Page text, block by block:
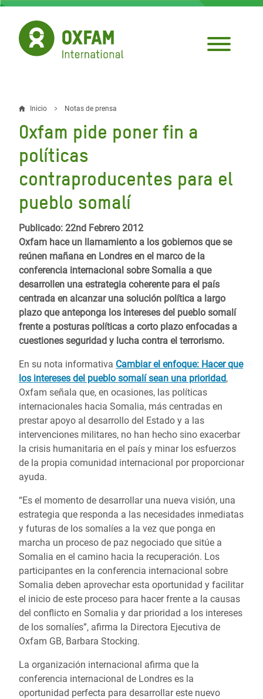
Pasar
contenido
principal
Sobrescribir
enlaces
de
ayuda
a
la
navegación
Inicio Notas de prensa
Oxfam pide poner fin a
políticas
contraproducentes para el
pueblo somalí
Publicado: 22nd Febrero 2012
Oxfam hace un llamamiento a los gobiernos que se
reúnen mañana en Londres en el marco de la
conferencia internacional sobre Somalia a que
desarrollen una estrategia coherente para el país
centrada en alcanzar una solución política a largo
plazo que anteponga los intereses del pueblo somalí
frente a posturas políticas a corto plazo enfocadas a
cuestiones seguridad y lucha contra el terrorismo.
En su nota informativa Cambiar el enfoque: Hacer que
los intereses del pueblo somalí sean una prioridad,
Oxfam señala que, en ocasiones, las políticas
internacionales hacia Somalia, más centradas en
prestar apoyo al desarrollo del Estado y a las
intervenciones militares, no han hecho sino exacerbar
la crisis humanitaria en el país y minar los esfuerzos
de la propia comunidad internacional por proporcionar
ayuda.
“Es el momento de desarrollar una nueva visión, una
estrategia que responda a las necesidades inmediatas
y futuras de los somalíes a la vez que ponga en
marcha un proceso de paz negociado que sitúe a
Somalia en el camino hacia la recuperación. Los
participantes en la conferencia internacional sobre
Somalia deben aprovechar esta oportunidad y facilitar
el inicio de este proceso para hacer frente a la causas
del conflicto en Somalia y dar prioridad a los intereses
de los somalíes”, afirma la Directora Ejecutiva de
Oxfam GB, Barbara Stocking.
La organización internacional afirma que la
conferencia internacional de Londres es la
oportunidad perfecta para desarrollar este nuevo